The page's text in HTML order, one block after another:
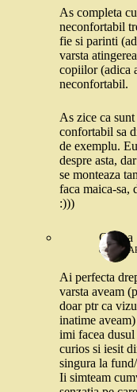
As completa
neconfortabil
fie si parinti
varsta
copiilor (adica
neconfortabil.
As zice ca
confortabil sa
de exemplu.
despre asta,
se monteaza
faca maica-sa,
:)))
Corina
8
Ai perfecta
varsta aveam
doar ptr ca
inatime
imi facea dusul
curios si iesit
singura la
Ii simteam